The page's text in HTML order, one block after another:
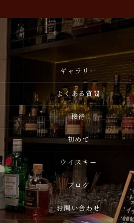
ギャラリー
よくある質問
接待
初めて
ウイスキー
ブログ
お問い合わせ